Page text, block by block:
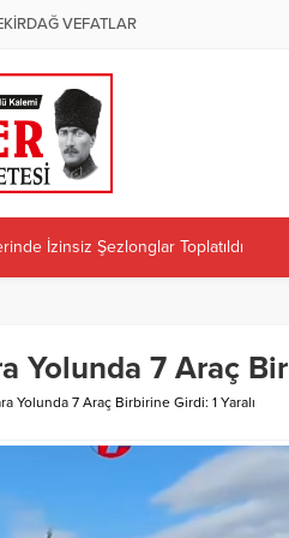
VEFATLAR
DÜZENLENECEK
Tekirdağ İl Başkanlığı Kararına
ÜRETİCİLERE İLK MAZOT
İzinsiz Şezlonglar Toplatıldı
Yolunda 7 Araç
Yolunda 7 Araç Birbirine Girdi: 1 Yaralı